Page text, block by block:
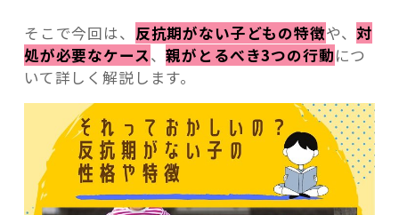
そこで今回は、 反抗期がない子どもの特徴や、 対
処が必要なケース、親がとるべき3つの行動につ
いて詳しく解説します。